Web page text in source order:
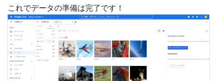
これでデータの準備は完了です！